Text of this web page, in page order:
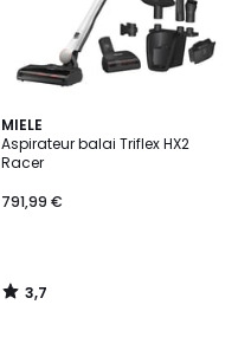
MIELE
Aspirateur balai Triflex HX2
Racer
791,99 €
3,7
/ 5
3,7
/